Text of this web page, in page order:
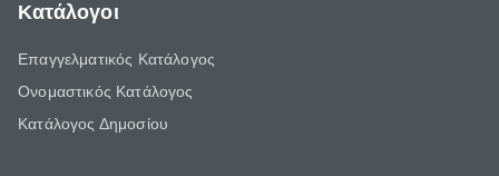
Κατάλογοι
Επαγγελματικός Κατάλογος
Ονομαστικός Κατάλογος
Κατάλογος Δημοσίου